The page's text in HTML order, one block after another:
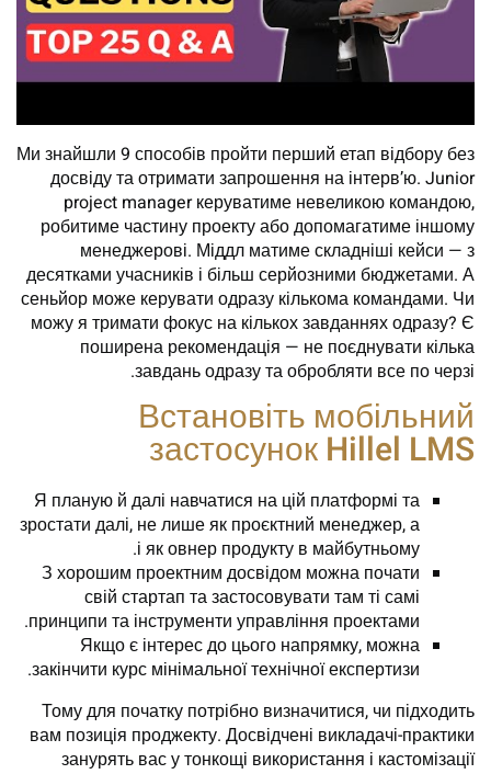
Ми знайшли 9 способів пройти перший етап відбору без
досвіду та отримати запрошення на інтерв’ю. Junior
project manager керуватиме невеликою командою,
робитиме частину проекту або допомагатиме іншому
менеджерові. Міддл матиме складніші кейси — з
десятками учасників і більш серйозними бюджетами. А
сеньйор може керувати одразу кількома командами. Чи
можу я тримати фокус на кількох завданнях одразу? Є
поширена рекомендація — не поєднувати кілька
завдань одразу та обробляти все по черзі.
Встановіть мобільний
застосунок Hillel LMS
Я планую й далі навчатися на цій платформі та
зростати далі, не лише як проєктний менеджер, а
і як овнер продукту в майбутньому.
З хорошим проектним досвідом можна почати
свій стартап та застосовувати там ті самі
принципи та інструменти управління проектами.
Якщо є інтерес до цього напрямку, можна
закінчити курс мінімальної технічної експертизи.
Тому для початку потрібно визначитися, чи підходить
вам позиція проджекту. Досвідчені викладачі-практики
занурять вас у тонкощі використання і кастомізації